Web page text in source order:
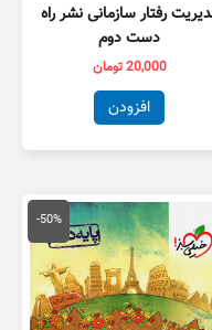
رفتار سازمانی نشر راه
دست دوم
20,000تومان
افزودن
-50%
قیمت
اصلی
50,000 تومان
بود.
قیمت
فعلی
است.